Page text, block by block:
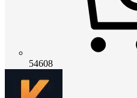
54608